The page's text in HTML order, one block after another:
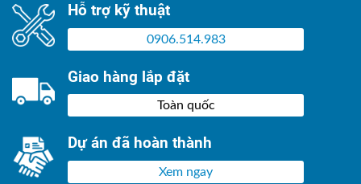
Hỗ trợ kỹ thuật
0906.514.983
Giao hàng lắp đặt
Toàn quốc
Dự án đã hoàn thành
Xem ngay